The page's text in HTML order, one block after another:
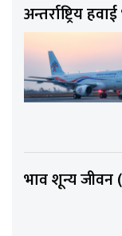
अन्तर्राष्ट्रिय
भाव शून्य जीवन